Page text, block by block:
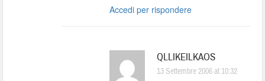
Accedi per rispondere
QLLIKEILKAOS
13 Settembre 2006 at 10:32